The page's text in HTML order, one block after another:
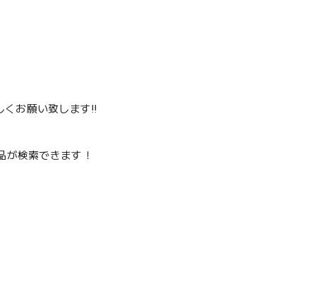
お願い致します‼️
検索できます！